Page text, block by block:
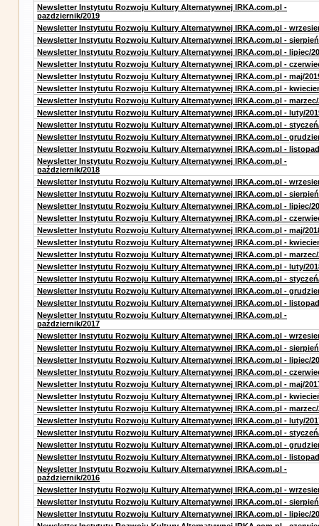
Newsletter Instytutu Rozwoju Kultury Alternatywnej IRKA.com.pl -
pazdziernik/2019
Newsletter Instytutu Rozwoju Kultury Alternatywnej IRKA.com.pl -
Newsletter Instytutu Rozwoju Kultury Alternatywnej IRKA.com.pl -
Newsletter Instytutu Rozwoju Kultury Alternatywnej IRKA.com.pl - lipiec/
Newsletter Instytutu Rozwoju Kultury Alternatywnej IRKA.com.pl -
Newsletter Instytutu Rozwoju Kultury Alternatywnej IRKA.com.pl - maj/
Newsletter Instytutu Rozwoju Kultury Alternatywnej IRKA.com.pl -
Newsletter Instytutu Rozwoju Kultury Alternatywnej IRKA.com.pl - marzec/
Newsletter Instytutu Rozwoju Kultury Alternatywnej IRKA.com.pl - luty/
Newsletter Instytutu Rozwoju Kultury Alternatywnej IRKA.com.pl -
Newsletter Instytutu Rozwoju Kultury Alternatywnej IRKA.com.pl -
Newsletter Instytutu Rozwoju Kultury Alternatywnej IRKA.com.pl -
Newsletter Instytutu Rozwoju Kultury Alternatywnej IRKA.com.pl -
październik/2018
Newsletter Instytutu Rozwoju Kultury Alternatywnej IRKA.com.pl -
Newsletter Instytutu Rozwoju Kultury Alternatywnej IRKA.com.pl -
Newsletter Instytutu Rozwoju Kultury Alternatywnej IRKA.com.pl - lipiec/
Newsletter Instytutu Rozwoju Kultury Alternatywnej IRKA.com.pl -
Newsletter Instytutu Rozwoju Kultury Alternatywnej IRKA.com.pl - maj/
Newsletter Instytutu Rozwoju Kultury Alternatywnej IRKA.com.pl -
Newsletter Instytutu Rozwoju Kultury Alternatywnej IRKA.com.pl - marzec/
Newsletter Instytutu Rozwoju Kultury Alternatywnej IRKA.com.pl - luty/
Newsletter Instytutu Rozwoju Kultury Alternatywnej IRKA.com.pl -
Newsletter Instytutu Rozwoju Kultury Alternatywnej IRKA.com.pl -
Newsletter Instytutu Rozwoju Kultury Alternatywnej IRKA.com.pl -
Newsletter Instytutu Rozwoju Kultury Alternatywnej IRKA.com.pl -
październik/2017
Newsletter Instytutu Rozwoju Kultury Alternatywnej IRKA.com.pl -
Newsletter Instytutu Rozwoju Kultury Alternatywnej IRKA.com.pl -
Newsletter Instytutu Rozwoju Kultury Alternatywnej IRKA.com.pl - lipiec/
Newsletter Instytutu Rozwoju Kultury Alternatywnej IRKA.com.pl -
Newsletter Instytutu Rozwoju Kultury Alternatywnej IRKA.com.pl - maj/
Newsletter Instytutu Rozwoju Kultury Alternatywnej IRKA.com.pl -
Newsletter Instytutu Rozwoju Kultury Alternatywnej IRKA.com.pl - marzec/
Newsletter Instytutu Rozwoju Kultury Alternatywnej IRKA.com.pl - luty/
Newsletter Instytutu Rozwoju Kultury Alternatywnej IRKA.com.pl -
Newsletter Instytutu Rozwoju Kultury Alternatywnej IRKA.com.pl -
Newsletter Instytutu Rozwoju Kultury Alternatywnej IRKA.com.pl -
Newsletter Instytutu Rozwoju Kultury Alternatywnej IRKA.com.pl -
październik/2016
Newsletter Instytutu Rozwoju Kultury Alternatywnej IRKA.com.pl -
Newsletter Instytutu Rozwoju Kultury Alternatywnej IRKA.com.pl -
Newsletter Instytutu Rozwoju Kultury Alternatywnej IRKA.com.pl - lipiec/